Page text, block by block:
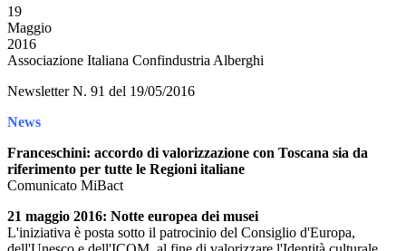
19
Maggio
2016
Associazione Italiana Confindustria Alberghi
Newsletter N. 91 del 19/05/2016
News
Franceschini: accordo di valorizzazione con Toscana sia da
riferimento per tutte le Regioni italiane
Comunicato MiBact
21 maggio 2016: Notte europea dei musei
L'iniziativa è posta sotto il patrocinio del Consiglio d'Europa,